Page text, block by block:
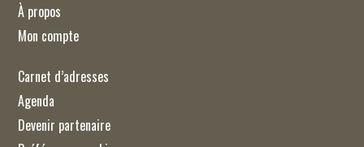
À propos
Mon compte
Carnet d’adresses
Agenda
Devenir partenaire